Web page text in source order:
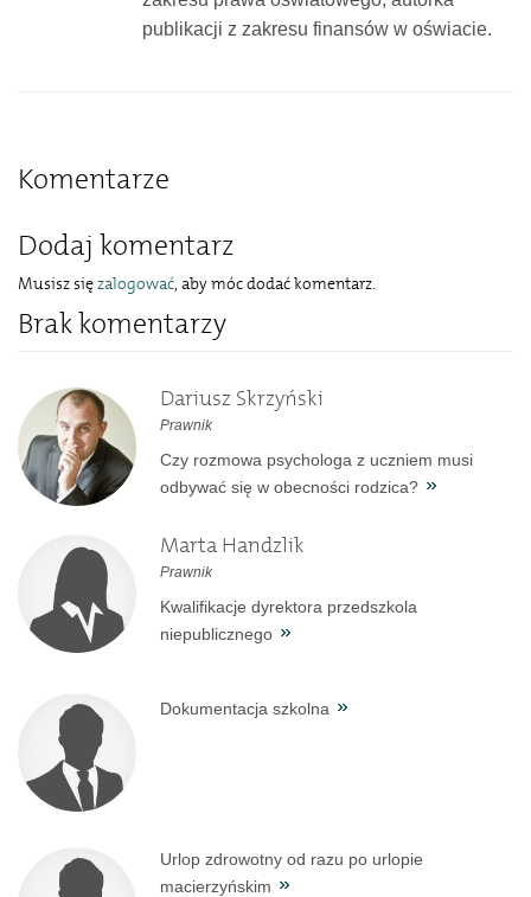
publikacji z zakresu finansów w oświacie.
Komentarze
Dodaj komentarz
Musisz sięzalogować, aby móc dodać komentarz.
Brak komentarzy
Dariusz Skrzyński
Prawnik
Czy rozmowa psychologa z uczniem musi
odbywać się w obecności rodzica?
Marta Handzlik
Prawnik
Kwalifikacje dyrektora przedszkola
niepublicznego
Dokumentacja szkolna
Urlop zdrowotny od razu po urlopie
macierzyńskim